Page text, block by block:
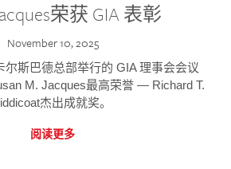
荣获 GIA 表彰
November 10, 2025
尔斯巴德总部举行的 GIA 理事会会议
M. Jacques最高荣誉 — Richard T.
杰出成就奖。
阅读更多